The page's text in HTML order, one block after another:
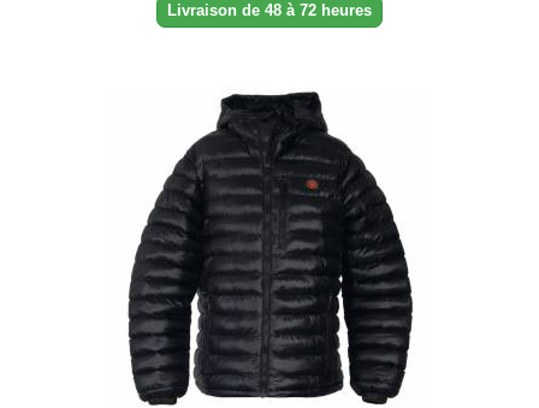
Livraison de 48 à 72 heures